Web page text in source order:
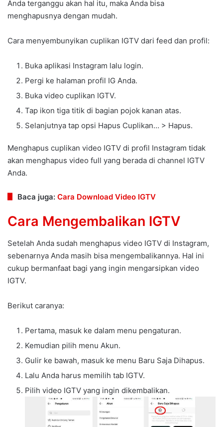
Anda terganggu akan hal itu, maka Anda bisa
menghapusnya dengan mudah.
Cara menyembunyikan cuplikan IGTV dari feed dan profil:
Buka aplikasi Instagram lalu login.
Pergi ke halaman profil IG Anda.
Buka video cuplikan IGTV.
Tap ikon tiga titik di bagian pojok kanan atas.
Selanjutnya tap opsi Hapus Cuplikan… > Hapus.
Menghapus cuplikan video IGTV di profil Instagram tidak
akan menghapus video full yang berada di channel IGTV
Anda.
Baca juga: Cara Download Video IGTV
Cara Mengembalikan IGTV
Setelah Anda sudah menghapus video IGTV di Instagram,
sebenarnya Anda masih bisa mengembalikannya. Hal ini
cukup bermanfaat bagi yang ingin mengarsipkan video
IGTV.
Berikut caranya:
Pertama, masuk ke dalam menu pengaturan.
Kemudian pilih menu Akun.
Gulir ke bawah, masuk ke menu Baru Saja Dihapus.
Lalu Anda harus memilih tab IGTV.
Pilih video IGTV yang ingin dikembalikan.